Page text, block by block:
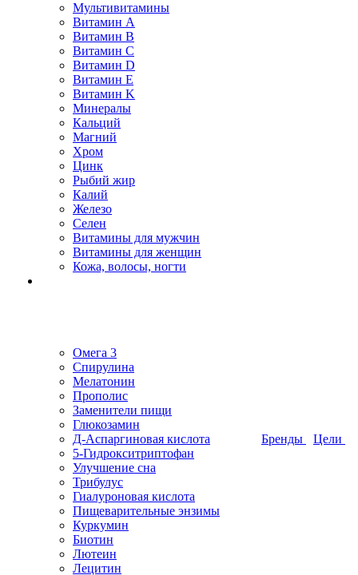
Мультивитамины
Витамин A
Витамин B
Витамин C
Витамин D
Витамин E
Витамин K
Минералы
Кальций
Магний
Хром
Цинк
Рыбий жир
Калий
Железо
Селен
Витамины для мужчин
Витамины для женщин
Кожа, волосы, ногти
Омега 3
Спирулина
Мелатонин
Прополис
Заменители пищи
Глюкозамин
Д-Аспаргиновая кислота
5-Гидрокситриптофан
Улучшение сна
Трибулус
Гиалуроновая кислота
Пищеварительные энзимы
Куркумин
Биотин
Лютеин
Лецитин
Бренды Цели